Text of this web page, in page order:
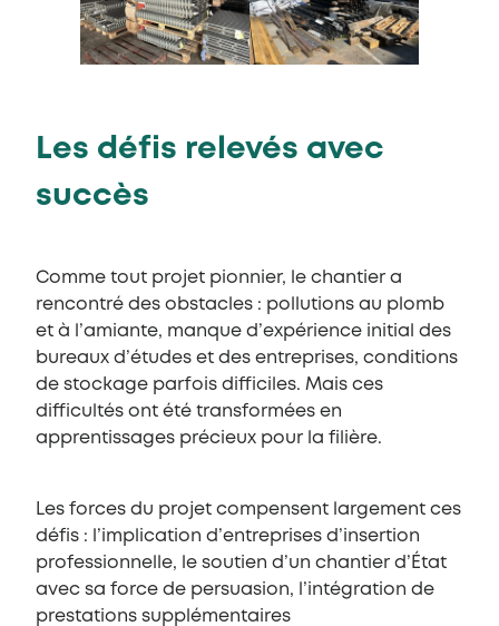
Les défis relevés avec
succès
Comme tout projet pionnier, le chantier a
rencontré des obstacles : pollutions au plomb
et à l’amiante, manque d’expérience initial des
bureaux d’études et des entreprises, conditions
de stockage parfois difficiles. Mais ces
difficultés ont été transformées en
apprentissages précieux pour la filière.
Les forces du projet compensent largement ces
défis : l’implication d’entreprises d’insertion
professionnelle, le soutien d’un chantier d’État
avec sa force de persuasion, l’intégration de
prestations supplémentaires